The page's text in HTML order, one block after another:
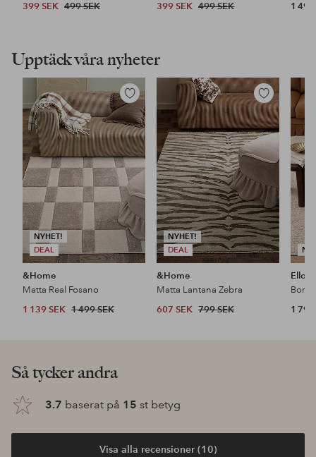
399 SEK 499 SEK
399 SEK 499 SEK 1 499
Upptäck våra nyheter
NYHET!
DEAL
Lägg
till
i
favoriter
&Home
Matta Real Fosano
1 139 SEK 1 499 SEK
NYHET!
DEAL
Lägg
till
i
favoriter
&Home
Matta Lantana Zebra
607 SEK 799 SEK
Ellos
1 799
Så tycker andra
3.7 baserat på 15 st betyg
Visa alla recensioner (10)